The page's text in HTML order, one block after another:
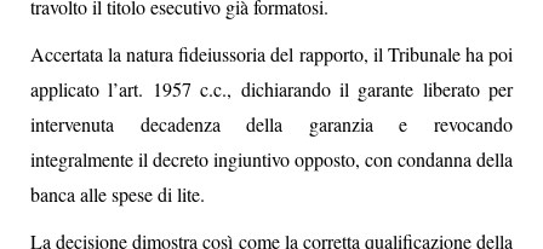
travolto il titolo esecutivo già formatosi.
Accertata la natura fideiussoria del rapporto, il Tribunale ha poi
applicato l’art. 1957 c.c., dichiarando il garante liberato per
intervenuta decadenza della garanzia e revocando
integralmente il decreto ingiuntivo opposto, con condanna della
banca alle spese di lite.
La decisione dimostra così come la corretta qualificazione della